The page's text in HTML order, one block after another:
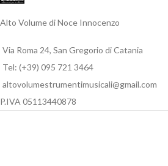
Alto Volume di Noce Innocenzo
Via Roma 24, San Gregorio di Catania
Tel: (+39) 095 721 3464
altovolumestrumentimusicali@gmail.com
P.IVA 05113440878